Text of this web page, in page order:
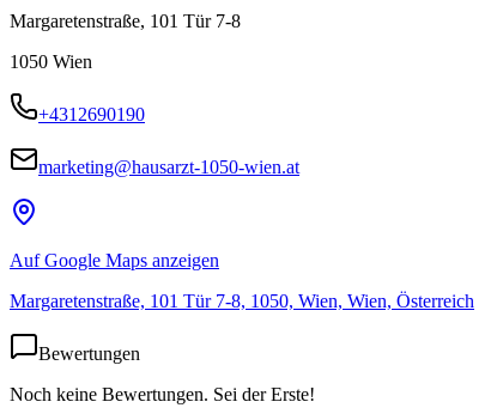
Margaretenstraße, 101 Tür 7-8
1050 Wien
+4312690190
marketing@hausarzt-1050-wien.at
Auf Google Maps anzeigen
Margaretenstraße, 101 Tür 7-8, 1050, Wien, Wien, Österreich
Bewertungen
Noch keine Bewertungen. Sei der Erste!